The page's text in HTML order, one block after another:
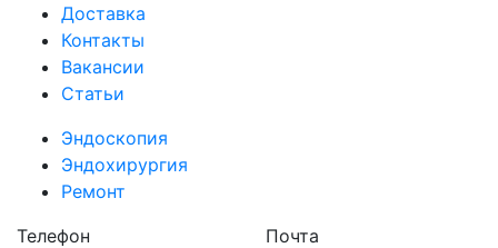
Доставка
Контакты
Вакансии
Статьи
Эндоскопия
Эндохирургия
Ремонт
Телефон
Почта